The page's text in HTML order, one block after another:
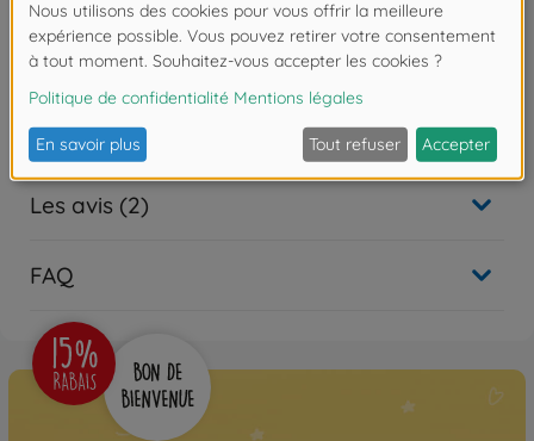
Détails
1:10 Off-Road Cross Country set de pneus
Les avis (2)
FAQ